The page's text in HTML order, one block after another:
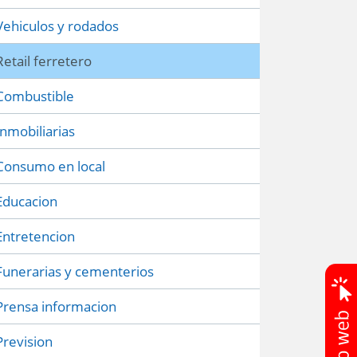
y rodados
ferretero
en local
y cementerios
informacion